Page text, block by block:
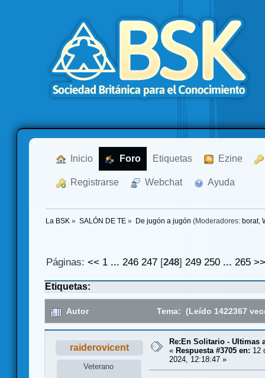
Inicio Foro Etiquetas Ezine
Registrarse Webchat Ayuda
La BSK » SALÓN DE TE » De jugón a jugón (Moderadores: borat,
Páginas:<< 1 ...246 247 [248]249 250 ...265
Etiquetas:
Autor Tema: (Leído 1422367
raiderovicent
Veterano
Re:En Solitario - Ultimas
« Respuesta #3705 en: 12
2024, 12:18:47 »